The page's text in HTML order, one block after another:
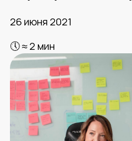
26 июня 2021
🕔 ≈ 2 мин